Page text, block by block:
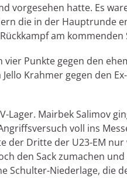
vorgesehen hatte. Es
die in der Hauptrunde
am
Punkte gegen den
Krahmer gegen den
Mairbek Salimov
voll ins
Dritte der U23-EM
den Sack zumachen
Schulter-Niederlage, die